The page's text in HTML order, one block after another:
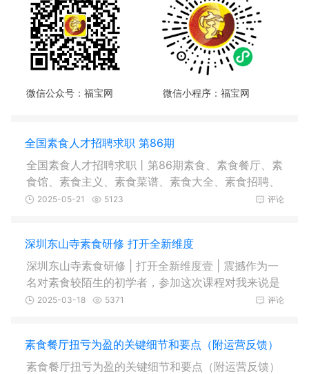
微信公众号：福宝网 微信小程序：福宝网
全国素食人才招聘求职 第86期
全国素食人才招聘求职丨第86期素食、素食餐厅、素
食馆、素食主义、素食菜谱、素食大全、素食招聘、
人才招聘(2025年5月19日)求 职
评论
2025-05-21 5123
深圳东山寺素食研修 打开全新维度
深圳东山寺素食研修 | 打开全新维度壹 | 震撼作为一
名对素食较陌生的初学者，参加这次课程对我来说是
身心的全新体验。使我更深入
评论
2025-03-18 5371
素食餐厅扭亏为盈的关键细节和要点（附运营反馈）
素食餐厅扭亏为盈的关键细节和要点（附运营反馈）